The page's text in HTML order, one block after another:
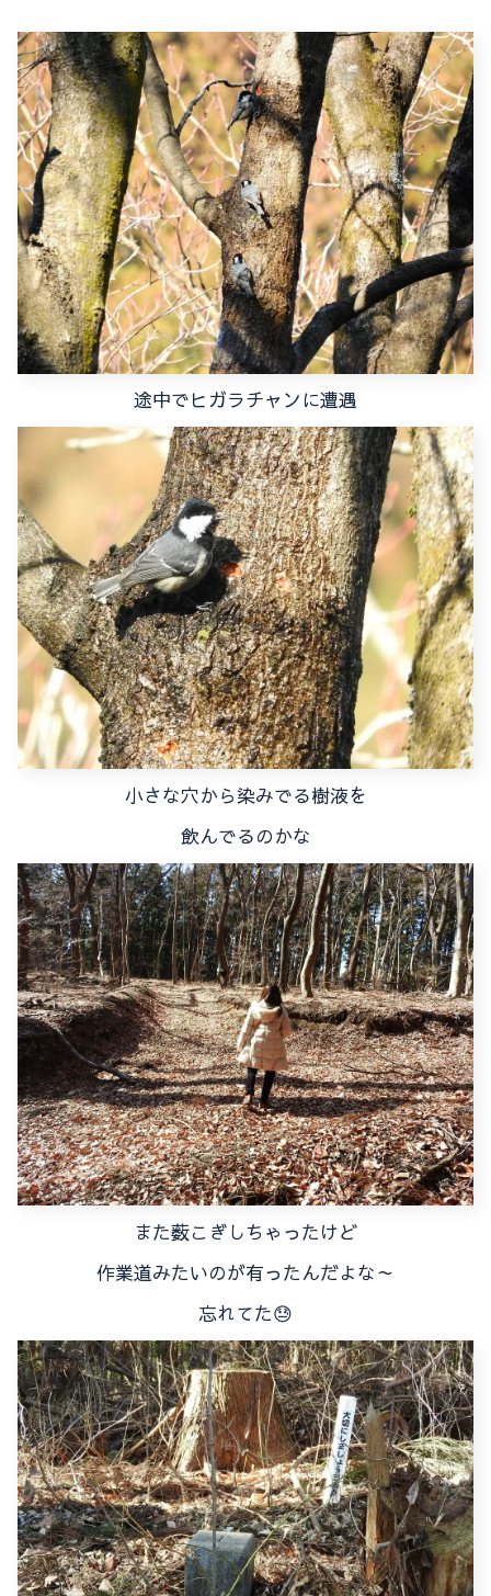
途中でヒガラチャンに遭遇
小さな穴から染みでる樹液を
飲んでるのかな
また薮こぎしちゃったけど
作業道みたいのが有ったんだよな～
忘れてた😓